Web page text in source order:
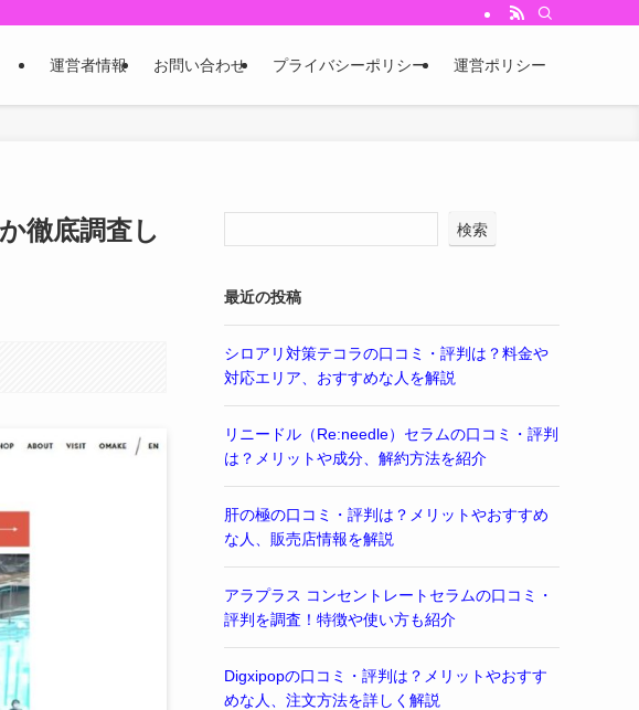
運営者情報 お問い合わせ プライバシーポリシー 運営ポリシー
徹底調査し
検索
最近の投稿
シロアリ対策テコラの口コミ・評判は？料金や
対応エリア、おすすめな人を解説
リニードル（Re:needle）セラムの口コミ・評判
は？メリットや成分、解約方法を紹介
肝の極の口コミ・評判は？メリットやおすすめ
な人、販売店情報を解説
アラプラス コンセントレートセラムの口コミ・
評判を調査！特徴や使い方も紹介
Digxipopの口コミ・評判は？メリットやおすす
めな人、注文方法を詳しく解説